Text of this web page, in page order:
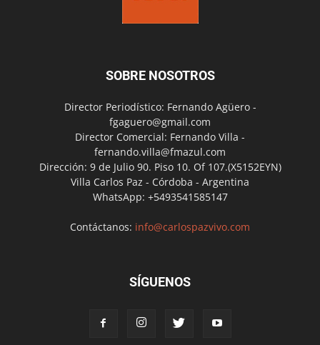
SOBRE NOSOTROS
Director Periodístico: Fernando Agüero -
fgaguero@gmail.com
Director Comercial: Fernando Villa -
fernando.villa@fmazul.com
Dirección: 9 de Julio 90. Piso 10. Of 107.(X5152EYN)
Villa Carlos Paz - Córdoba - Argentina
WhatsApp: +5493541585147
Contáctanos: info@carlospazvivo.com
SÍGUENOS